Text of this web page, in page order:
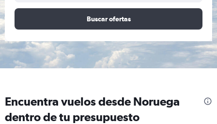
Buscar ofertas
Encuentra vuelos desde Noruega
dentro de tu presupuesto